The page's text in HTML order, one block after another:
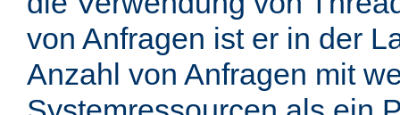
von Anfragen ist er in der
Anzahl von Anfragen mit